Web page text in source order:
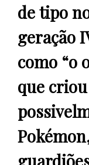
de tipo
geração
como “o
que